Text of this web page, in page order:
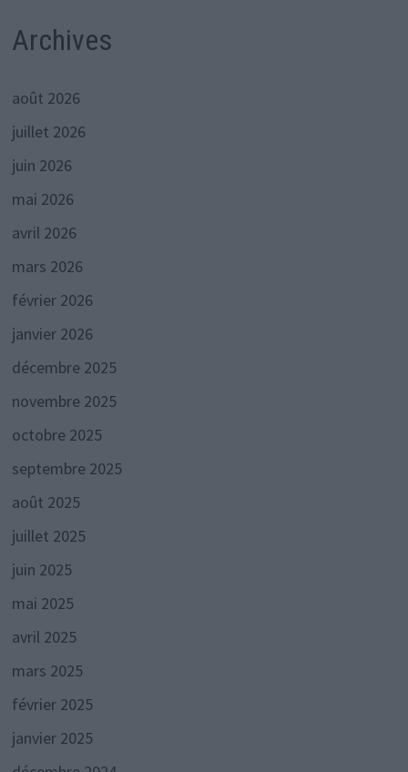
Archives
août 2026
juillet 2026
juin 2026
mai 2026
avril 2026
mars 2026
février 2026
janvier 2026
décembre 2025
novembre 2025
octobre 2025
septembre 2025
août 2025
juillet 2025
juin 2025
mai 2025
avril 2025
mars 2025
février 2025
janvier 2025